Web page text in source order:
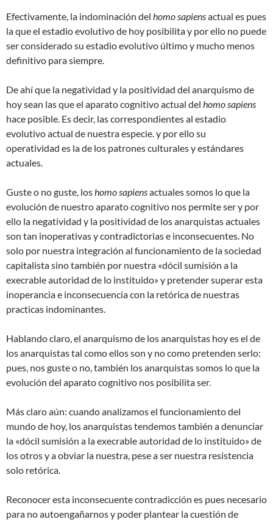
Efectivamente, la indominación del homo sapiensactual es pues
la que el estadio evolutivo de hoy posibilita y por ello no puede
ser considerado su estadio evolutivo último y mucho menos
definitivo para siempre.
De ahí que la negatividad y la positividad del anarquismo de
hoy sean las que el aparato cognitivo actual del homo sapiens
hace posible. Es decir, las correspondientes al estadio
evolutivo actual de nuestra especie. y por ello su
operatividad es la de los patrones culturales y estándares
actuales.
Guste o no guste, loshomo sapiensactuales somos lo que la
evolución de nuestro aparato cognitivo nos permite ser y por
ello la negatividad y la positividad de los anarquistas actuales
son tan inoperativas y contradictorias e inconsecuentes. No
solo por nuestra integración al funcionamiento de la sociedad
capitalista sino también por nuestra «dócil sumisión a la
execrable autoridad de lo instituido» y pretender superar esta
inoperancia e inconsecuencia con la retórica de nuestras
practicas indominantes.
Hablando claro, el anarquismo de los anarquistas hoy es el de
los anarquistas tal como ellos son y no como pretenden serlo:
pues, nos guste o no, también los anarquistas somos lo que la
evolución del aparato cognitivo nos posibilita ser.
Más claro aún: cuando analizamos el funcionamiento del
mundo de hoy, los anarquistas tendemos también a denunciar
la «dócil sumisión a la execrable autoridad de lo instituido» de
los otros y a obviar la nuestra, pese a ser nuestra resistencia
solo retórica.
Reconocer esta inconsecuente contradicción es pues necesario
para no autoengañarnos y poder plantear la cuestión de